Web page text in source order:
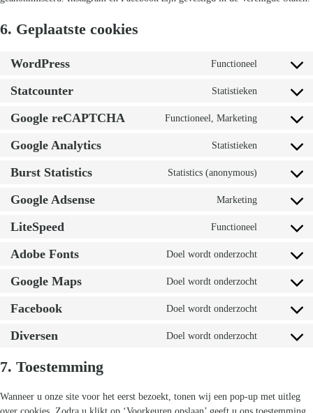
6. Geplaatste cookies
WordPress Functioneel
Consent
wordpress
Statcounter Statistieken
Consent
statcounter
Google reCAPTCHA Functioneel, Marketing
Consent
google-
Google Analytics Statistieken
Consent
google-
Burst Statistics Statistics (anonymous)
Consent
Google Adsense Marketing
Consent
google-
LiteSpeed Functioneel
Consent
litespeed
Adobe Fonts Doel wordt onderzocht
Consent
adobe-
Google Maps Doel wordt onderzocht
Consent
google-
Facebook Doel wordt onderzocht
Consent
Diversen Doel wordt onderzocht
Consent
7. Toestemming
Wanneer u onze site voor het eerst bezoekt, tonen wij een pop-up met uitleg